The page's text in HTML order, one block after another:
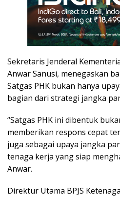
Sekretaris Jenderal
Anwar Sanusi, menegaskan
Satgas PHK bukan hanya
bagian dari strategi jangka
“Satgas PHK ini dibentuk
memberikan respons cepat
juga sebagai upaya jangka
tenaga kerja yang siap
Anwar.
Direktur Utama BPJS